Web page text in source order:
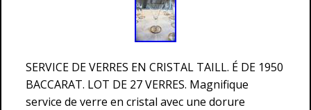
SERVICE DE VERRES EN CRISTAL TAILL. É DE 1950
BACCARAT. LOT DE 27 VERRES. Magnifique
service de verre en cristal avec une dorure